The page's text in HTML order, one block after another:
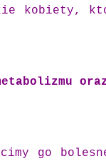
kobiety,
go